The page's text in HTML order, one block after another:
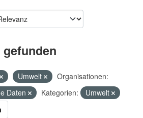
Umwelt
Organisationen:
Daten
Kategorien:
Umwelt